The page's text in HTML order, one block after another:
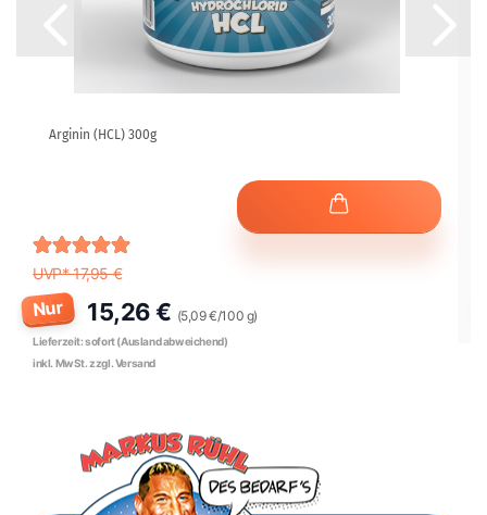
Arginin (HCL) 300g
UVP* 17,95 €
Nur 15,26 € (5,09 €/100 g)